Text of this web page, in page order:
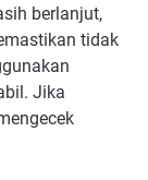
berlanjut,
tidak
Jika